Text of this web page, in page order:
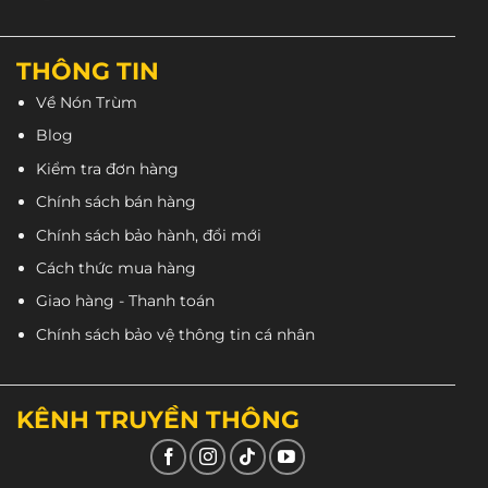
LS2 FF353 đen xanh có điểm mạnh vượt trội so với
các con khác. Đó là bộ lót củanón LS2 FF353
mượt hơn. Đội rất cảm giác mềm mại, thông
THÔNG TIN
Về Nón Trùm
Blog
Kiểm tra đơn hàng
Chính sách bán hàng
Chính sách bảo hành, đổi mới
Cách thức mua hàng
Giao hàng - Thanh toán
Chính sách bảo vệ thông tin cá nhân
KÊNH TRUYỀN THÔNG